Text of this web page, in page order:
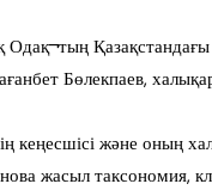
Қазақстандағы
Бөлекпаев,
кеңесшісі және оның
жасыл таксономия,